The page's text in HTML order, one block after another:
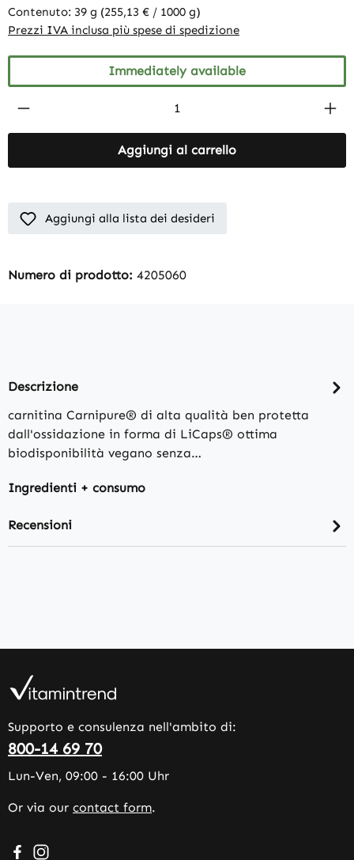
Contenuto: 39 g (255,13 € / 1000 g)
Prezzi IVA inclusa più spese di spedizione
Immediately available
Product Quantity: Enter the desired
Aggiungi al carrello
Aggiungi alla lista dei desideri
Numero di prodotto: 4205060
Descrizione
carnitina Carnipure® di alta qualità ben protetta
dall'ossidazione in forma di LiCaps® ottima
biodisponibilità vegano senza…
Ingredienti + consumo
Recensioni
Supporto e consulenza nell'ambito di:
800-14 69 70
Lun-Ven, 09:00 - 16:00 Uhr
Or via our contact form.
Visit us on Facebook – opens in a new browser tab
Check us out on Instagram – opens in a new